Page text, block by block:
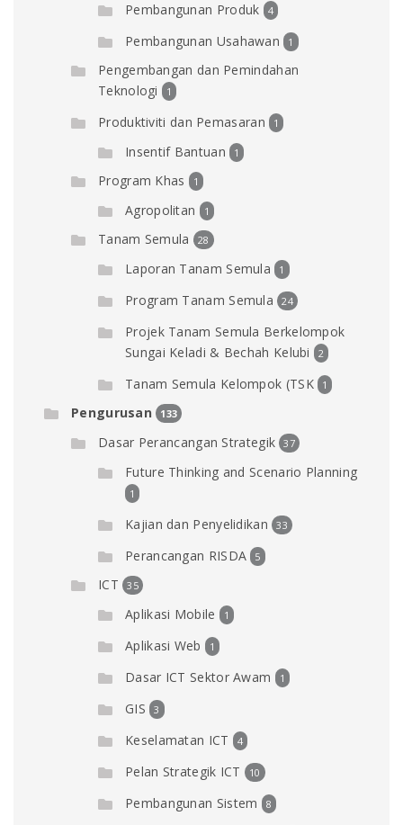
Pembangunan Produk 4
Pembangunan Usahawan 1
Pengembangan dan Pemindahan
Teknologi
1
Produktiviti dan Pemasaran 1
Insentif Bantuan 1
Program Khas 1
Agropolitan 1
Tanam Semula 28
Laporan Tanam Semula 1
Program Tanam Semula 24
Projek Tanam Semula Berkelompok
Sungai Keladi & Bechah Kelubi
2
Tanam Semula Kelompok (TSK 1
Pengurusan 133
Dasar Perancangan Strategik 37
Future Thinking and Scenario Planning
1
Kajian dan Penyelidikan 33
Perancangan RISDA 5
ICT 35
Aplikasi Mobile 1
Aplikasi Web 1
Dasar ICT Sektor Awam 1
GIS 3
Keselamatan ICT 4
Pelan Strategik ICT 10
Pembangunan Sistem 8